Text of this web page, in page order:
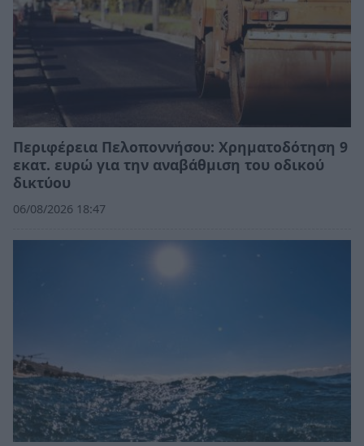
Περιφέρεια Πελοποννήσου: Χρηματοδότηση 9
εκατ. ευρώ για την αναβάθμιση του οδικού
δικτύου
06/08/2026 18:47